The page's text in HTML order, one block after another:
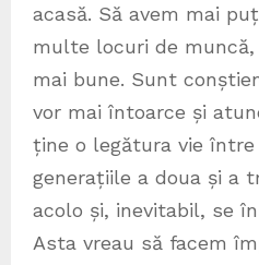
acasă. Să avem mai
multe locuri de
mai bune. Sunt
vor mai întoarce și
ține o legătura vie între
generațiile a doua și a
acolo și, inevitabil, se
Asta vreau să facem